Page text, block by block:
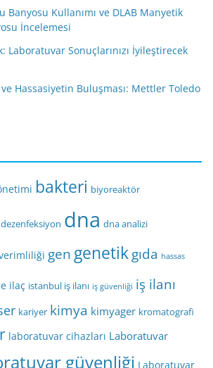
Banyosu Kullanımı ve DLAB Manyetik
İncelemesi
Laboratuvar Sonuçlarınızı İyileştirecek
Hassasiyetin Buluşması: Mettler Toledo
bakteri biyoreaktör
dezenfeksiyon dna dna analizi
gen genetikgıda hassas
ilaç istanbul iş ilanı iş güvenliği iş ilanı
kariyer kimya kimyager kromatografi
laboratuvar cihazları Laboratuvar
güvenliği Laboratuvar